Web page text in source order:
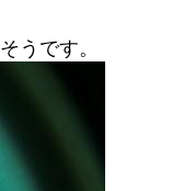
うです。